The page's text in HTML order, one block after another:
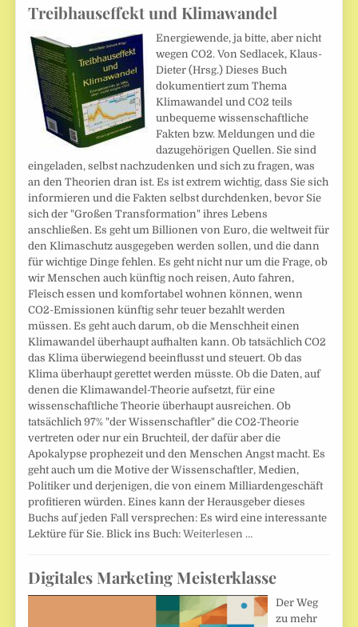
Treibhauseffekt und Klimawandel
Energiewende, ja bitte, aber nicht
wegen CO2. Von Sedlacek, Klaus-
Dieter (Hrsg.) Dieses Buch
dokumentiert zum Thema
Klimawandel und CO2 teils
unbequeme wissenschaftliche
Fakten bzw. Meldungen und die
dazugehörigen Quellen. Sie sind
eingeladen, selbst nachzudenken und sich zu fragen, was
an den Theorien dran ist. Es ist extrem wichtig, dass Sie sich
informieren und die Fakten selbst durchdenken, bevor Sie
sich der "Großen Transformation" ihres Lebens
anschließen. Es geht um Billionen von Euro, die weltweit für
den Klimaschutz ausgegeben werden sollen, und die dann
für wichtige Dinge fehlen. Es geht nicht nur um die Frage, ob
wir Menschen auch künftig noch reisen, Auto fahren,
Fleisch essen und komfortabel wohnen können, wenn
CO2-Emissionen künftig sehr teuer bezahlt werden
müssen. Es geht auch darum, ob die Menschheit einen
Klimawandel überhaupt aufhalten kann. Ob tatsächlich CO2
das Klima überwiegend beeinflusst und steuert. Ob das
Klima überhaupt gerettet werden müsste. Ob die Daten, auf
denen die Klimawandel-Theorie aufsetzt, für eine
wissenschaftliche Theorie überhaupt ausreichen. Ob
tatsächlich 97% "der Wissenschaftler" die CO2-Theorie
vertreten oder nur ein Bruchteil, der dafür aber die
Apokalypse prophezeit und den Menschen Angst macht. Es
geht auch um die Motive der Wissenschaftler, Medien,
Politiker und derjenigen, die von einem Milliardengeschäft
profitieren würden. Eines kann der Herausgeber dieses
Buchs auf jeden Fall versprechen: Es wird eine interessante
Lektüre für Sie. Blick ins Buch:Weiterlesen …
Digitales Marketing Meisterklasse
Der Weg
zu mehr